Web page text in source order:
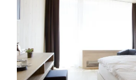
Semmel von der Bio-
hausgemachte
Saft vom Bauern
Spiegelei mit Speck
Tageszeitung sind